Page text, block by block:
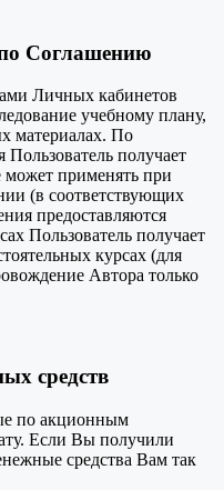
Соглашению
Личных кабинетов
учебному плану,
материалах. По
получает
может применять при
(в соответствующих
предоставляются
Пользователь получает
курсах (для
Автора только
средств
по акционным
Если Вы получили
средства Вам так